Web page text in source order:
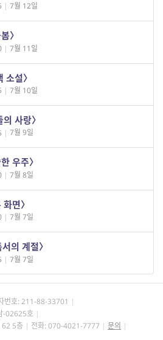
| 7월 12일
〉
| 7월 11일
소설〉
| 7월 10일
사랑〉
| 7월 9일
우주〉
| 7월 8일
면〉
| 7월 7일
의 계절〉
| 7월 7일
번호: 211-88-33701
-02625호
62 5층
전화: 070-4021-7777
문의